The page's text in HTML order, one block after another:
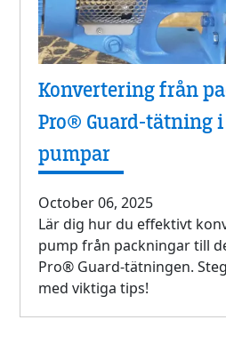
Konvertering från
Pro® Guard-tätning
pumpar
October 06, 2025
Lär dig hur du effektivt
pump från packningar till
Pro® Guard-tätningen.
med viktiga tips!